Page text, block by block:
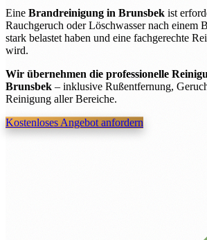
Eine Brandreinigung in Brunsbek ist
Rauchgeruch oder Löschwasser nach einem
stark belastet haben und eine fachgerechte
wird.
Wir übernehmen die professionelle
Brunsbek– inklusive Rußentfernung,
Reinigung aller Bereiche.
Kostenloses Angebot anfordern